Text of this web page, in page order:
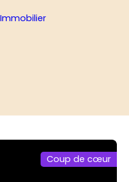
ESTIMER BLOG
Coup de cœur